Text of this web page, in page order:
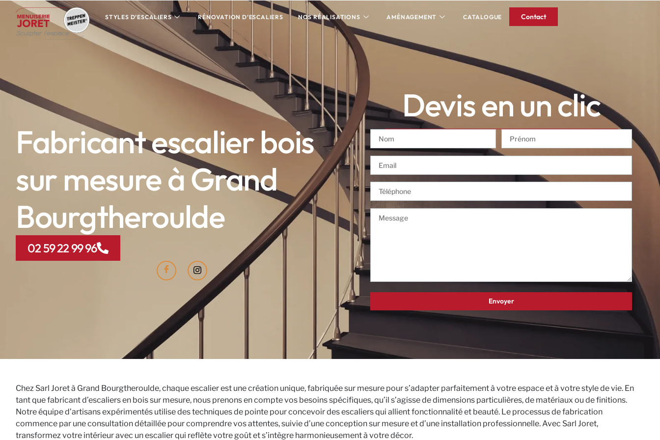
STYLES D’ESCALIERS RÉNOVATION D’ESCALIERS NOS RÉALISATIONS AMÉNAGEMENT CATALOGUE Contact
Fabricant escalier bois
sur mesure à Grand
Bourgtheroulde
02 59 22 99 96
Devis en un clic
Chez Sarl Joret à Grand Bourgtheroulde, chaque escalier est une création unique, fabriquée sur mesure pour s’adapter parfaitement à votre espace et à votre style de vie. En
tant que fabricant d’escaliers en bois sur mesure, nous prenons en compte vos besoins spécifiques, qu’il s’agisse de dimensions particulières, de matériaux ou de finitions.
Notre équipe d’artisans expérimentés utilise des techniques de pointe pour concevoir des escaliers qui allient fonctionnalité et beauté. Le processus de fabrication
commence par une consultation détaillée pour comprendre vos attentes, suivie d’une conception sur mesure et d’une installation professionnelle. Avec Sarl Joret,
transformez votre intérieur avec un escalier qui reflète votre goût et s’intègre harmonieusement à votre décor.